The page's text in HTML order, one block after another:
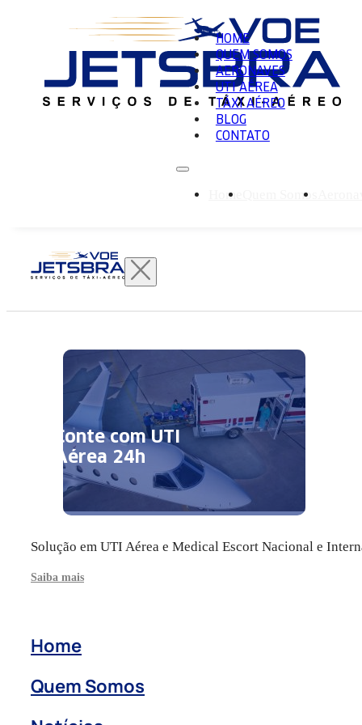
HOME
QUEM SOMOS
AERONAVES
UTI AÉREA
TÁXI AÉREO
BLOG
CONTATO
Home Quem Somos
Conte com UTI
Aérea 24h
Solução em UTI Aérea e Medical Escort Nacional e
Saiba mais
Home
Quem Somos